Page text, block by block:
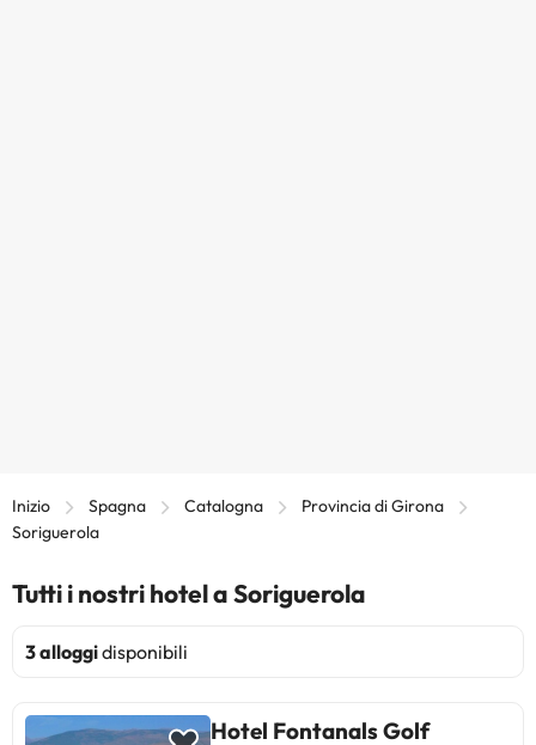
Inizio Spagna Catalogna
Provincia di Girona
Soriguerola
Tutti i nostri hotel a Soriguerola
3 alloggidisponibili
Hotel Fontanals Golf